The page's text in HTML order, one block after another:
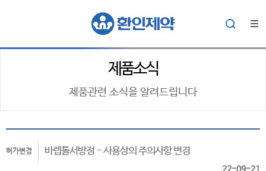
제품소식
제품관련 소식을 알려드립니다
허가변경 바렙톨서방정 - 사용상의 주의사항 변경